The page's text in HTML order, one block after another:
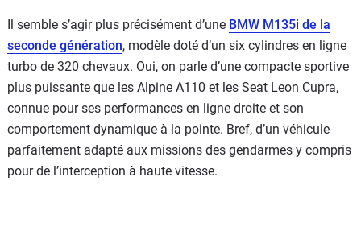
Il semble s’agir plus précisément d’une BMW M135i de la
seconde génération, modèle doté d’un six cylindres en ligne
turbo de 320 chevaux. Oui, on parle d’une compacte sportive
plus puissante que les Alpine A110 et les Seat Leon Cupra,
connue pour ses performances en ligne droite et son
comportement dynamique à la pointe. Bref, d’un véhicule
parfaitement adapté aux missions des gendarmes y compris
pour de l’interception à haute vitesse.